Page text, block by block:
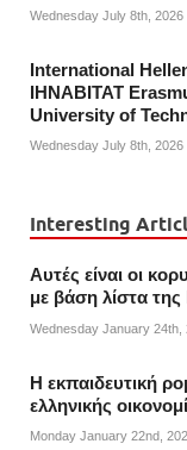
Wednesday July 8th, 2026
International
IHNABITAT
University of
Wednesday July 8th, 2026
Interesting
Αυτές είναι οι
με βάση λίστα
Wednesday January 24th,
Η εκπαιδευτική
ελληνικής
Monday January 22nd,